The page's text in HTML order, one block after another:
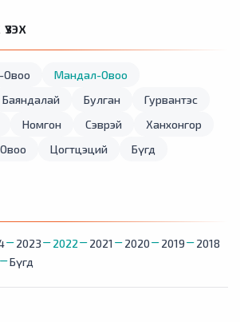
Овоо
Мандал-Овоо
Баяндалай Булган
Гурвантэс
Номгон Сэврэй
Ханхонгор
Цогтцэций Бүгд
2023 2022 2021 2020 2019
2018
Бүгд